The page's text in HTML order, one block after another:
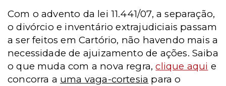
Com o advento da lei 11.441/07, a separação,
o divórcio e inventário extrajudiciais passam
a ser feitos em Cartório, não havendo mais a
necessidade de ajuizamento de ações. Saiba
o que muda com a nova regra,clique aqui e
concorra a uma vaga-cortesia para o